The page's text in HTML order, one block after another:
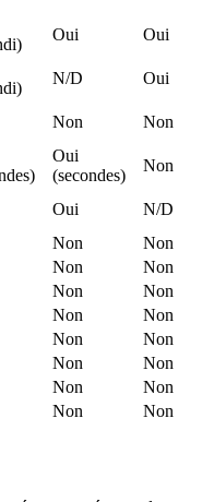
Oui Oui
N/D
Oui
Non Non
Oui
(secondes)
Non
Oui
N/D
Non
Non
Non
Non
Non
Non
Non
Non
Non
Non
Non
Non
Non
Non
Non Non